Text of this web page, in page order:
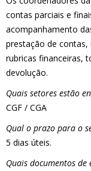
contas parciais e
acompanhamento
prestação de
rubricas financeiras,
devolução.
Quais setores estão
CGF / CGA
Qual o prazo para o
5 dias úteis.
Quais documentos de